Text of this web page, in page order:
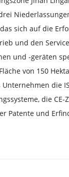
sich auf die
und den
und -geräten
von 150
die
die CE-
Patente und